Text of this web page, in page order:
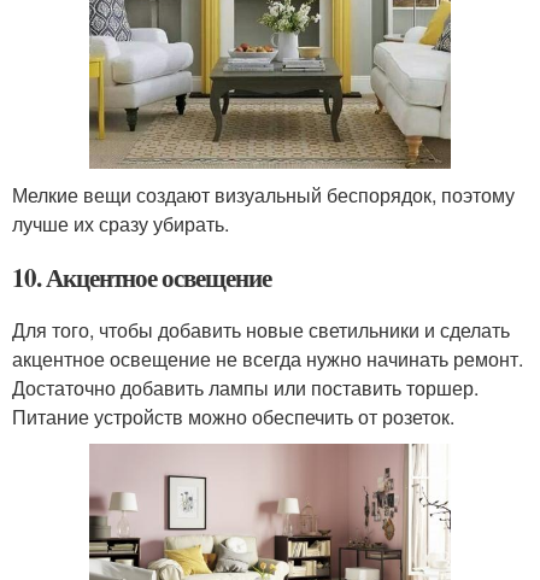
Мелкие вещи создают визуальный беспорядок, поэтому
лучше их сразу убирать.
10. Акцентное освещение
Для того, чтобы добавить новые светильники и сделать
акцентное освещение не всегда нужно начинать ремонт.
Достаточно добавить лампы или поставить торшер.
Питание устройств можно обеспечить от розеток.